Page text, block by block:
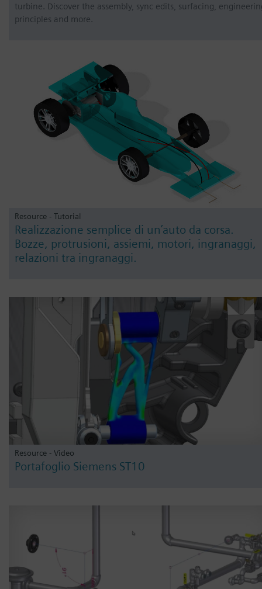
turbine. Discover the assembly, sync edits, surfacing,
principles and more.
Resource - Tutorial
Realizzazione semplice di un’auto da corsa.
Bozze, protrusioni, assiemi, motori, ingranaggi,
relazioni tra ingranaggi.
Resource - Video
Portafoglio Siemens ST10